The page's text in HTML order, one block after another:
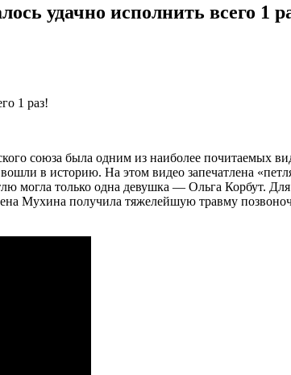
удачно исполнить всего 1
союза была одним из наиболее почитаемых
в историю. На этом видео запечатлена
могла только одна девушка — Ольга Корбут.
Мухина получила тяжелейшую травму